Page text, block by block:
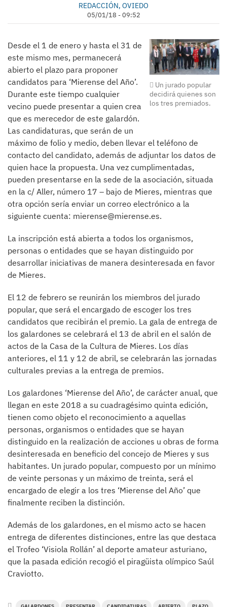
REDACCIÓN, OVIEDO
05/01/18 - 09:52
Un jurado popular
decidirá quienes son
los tres premiados.
Desde el 1 de enero y hasta el 31 de
este mismo mes, permanecerá
abierto el plazo para proponer
candidatos para ‘Mierense del Año’.
Durante este tiempo cualquier
vecino puede presentar a quien crea
que es merecedor de este galardón.
Las candidaturas, que serán de un
máximo de folio y medio, deben llevar el teléfono de
contacto del candidato, además de adjuntar los datos de
quien hace la propuesta. Una vez cumplimentadas,
pueden presentarse en la sede de la asociación, situada
en la c/ Aller, número 17 – bajo de Mieres, mientras que
otra opción sería enviar un correo electrónico a la
siguiente cuenta: mierense@mierense.es.
La inscripción está abierta a todos los organismos,
personas o entidades que se hayan distinguido por
desarrollar iniciativas de manera desinteresada en favor
de Mieres.
El 12 de febrero se reunirán los miembros del jurado
popular, que será el encargado de escoger los tres
candidatos que recibirán el premio. La gala de entrega de
los galardones se celebrará el 13 de abril en el salón de
actos de la Casa de la Cultura de Mieres. Los días
anteriores, el 11 y 12 de abril, se celebrarán las jornadas
culturales previas a la entrega de premios.
Los galardones ‘Mierense del Año’, de carácter anual, que
llegan en este 2018 a su cuadragésimo quinta edición,
tienen como objeto el reconocimiento a aquellas
personas, organismos o entidades que se hayan
distinguido en la realización de acciones u obras de forma
desinteresada en beneficio del concejo de Mieres y sus
habitantes. Un jurado popular, compuesto por un mínimo
de veinte personas y un máximo de treinta, será el
encargado de elegir a los tres ‘Mierense del Año’ que
finalmente reciben la distinción.
Además de los galardones, en el mismo acto se hacen
entrega de diferentes distinciones, entre las que destaca
el Trofeo ‘Visiola Rollán’ al deporte amateur asturiano,
que la pasada edición recogió el piragüista olímpico Saúl
Craviotto.